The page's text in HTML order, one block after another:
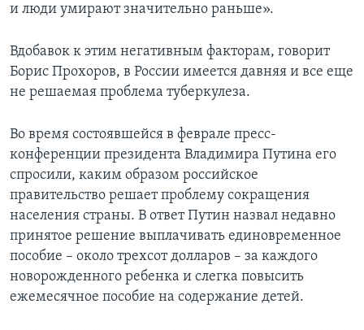
и люди умирают значительно раньше».
Вдобавок к этим негативным факторам, говорит
Борис Прохоров, в России имеется давняя и все еще
не решаемая проблема туберкулеза.
Во время состоявшейся в феврале пресс-
конференции президента Владимира Путина его
спросили, каким образом российское
правительство решает проблему сокращения
населения страны. В ответ Путин назвал недавно
принятое решение выплачивать единовременное
пособие – около трехсот долларов – за каждого
новорожденного ребенка и слегка повысить
ежемесячное пособие на содержание детей.